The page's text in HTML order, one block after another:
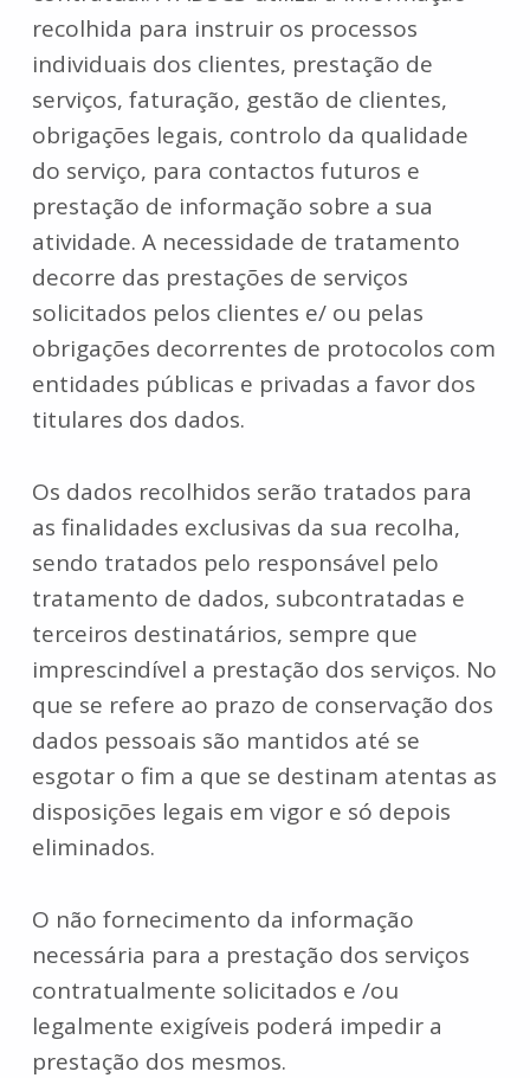
recolhida para instruir os processos
individuais dos clientes, prestação de
serviços, faturação, gestão de clientes,
obrigações legais, controlo da qualidade
do serviço, para contactos futuros e
prestação de informação sobre a sua
atividade. A necessidade de tratamento
decorre das prestações de serviços
solicitados pelos clientes e/ ou pelas
obrigações decorrentes de protocolos com
entidades públicas e privadas a favor dos
titulares dos dados.
Os dados recolhidos serão tratados para
as finalidades exclusivas da sua recolha,
sendo tratados pelo responsável pelo
tratamento de dados, subcontratadas e
terceiros destinatários, sempre que
imprescindível a prestação dos serviços. No
que se refere ao prazo de conservação dos
dados pessoais são mantidos até se
esgotar o fim a que se destinam atentas as
disposições legais em vigor e só depois
eliminados.
O não fornecimento da informação
necessária para a prestação dos serviços
contratualmente solicitados e /ou
legalmente exigíveis poderá impedir a
prestação dos mesmos.